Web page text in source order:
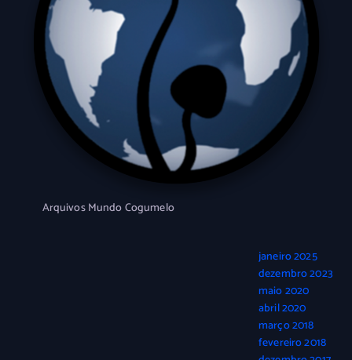
Arquivos Mundo Cogumelo
janeiro 2025
dezembro 2023
maio 2020
abril 2020
março 2018
fevereiro 2018